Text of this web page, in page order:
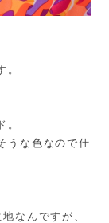
。
。
うな色なので仕
なんですが、